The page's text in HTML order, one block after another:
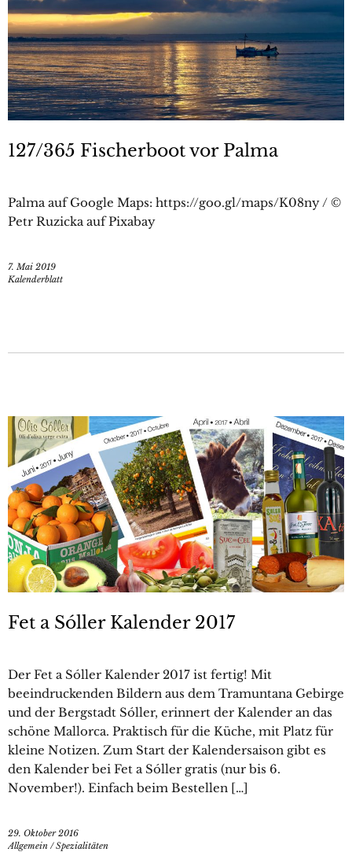
127/365 Fischerboot vor Palma
Palma auf Google Maps: https://goo.gl/maps/K08ny / ©
Petr Ruzicka auf Pixabay
7. Mai 2019
Kalenderblatt
Fet a Sóller Kalender 2017
Der Fet a Sóller Kalender 2017 ist fertig! Mit
beeindruckenden Bildern aus dem Tramuntana Gebirge
und der Bergstadt Sóller, erinnert der Kalender an das
schöne Mallorca. Praktisch für die Küche, mit Platz für
kleine Notizen. Zum Start der Kalendersaison gibt es
den Kalender bei Fet a Sóller gratis (nur bis 6.
November!). Einfach beim Bestellen […]
29. Oktober 2016
Allgemein /Spezialitäten